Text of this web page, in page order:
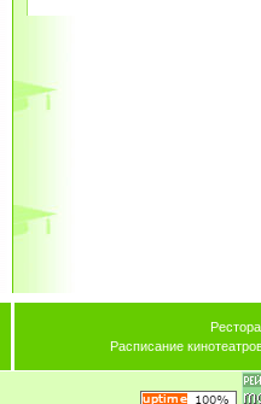
Расписание